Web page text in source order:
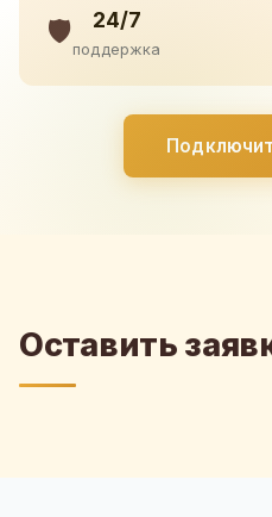
🛡️ 24/7
поддержка
Оставить